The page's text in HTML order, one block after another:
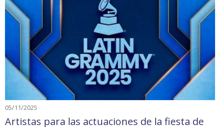
05/11/2025
Artistas para las actuaciones de la fiesta de